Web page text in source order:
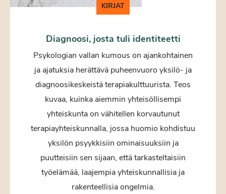
KIRJAT
Diagnoosi, josta tuli identiteetti
Psykologian vallan kumous on ajankohtainen
ja ajatuksia herättävä puheenvuoro yksilö- ja
diagnoosikeskeistä terapiakulttuurista. Teos
kuvaa, kuinka aiemmin yhteisöllisempi
yhteiskunta on vähitellen korvautunut
terapiayhteiskunnalla, jossa huomio kohdistuu
yksilön psyykkisiin ominaisuuksiin ja
puutteisiin sen sijaan, että tarkasteltaisiin
työelämää, laajempia yhteiskunnallisia ja
rakenteellisia ongelmia.